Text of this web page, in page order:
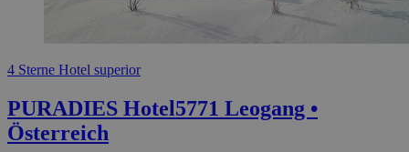
4 Sterne Hotel superior
PURADIES Hotel5771 Leogang •
Österreich